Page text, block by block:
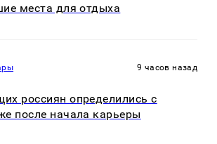
места для отдыха
9 часов назад
россиян определились с
после начала карьеры